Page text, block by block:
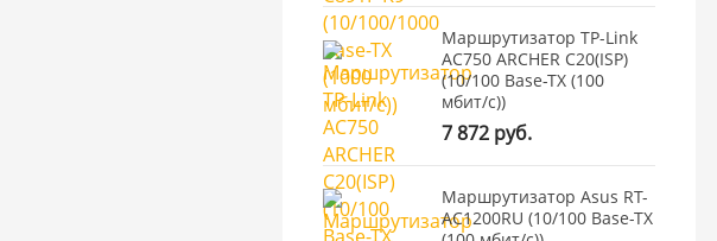
Маршрутизатор TP-Link
AC750 ARCHER C20(ISP)
(10/100 Base-TX (100
мбит/с))
7 872 руб.
Маршрутизатор Asus RT-
AC1200RU (10/100 Base-TX